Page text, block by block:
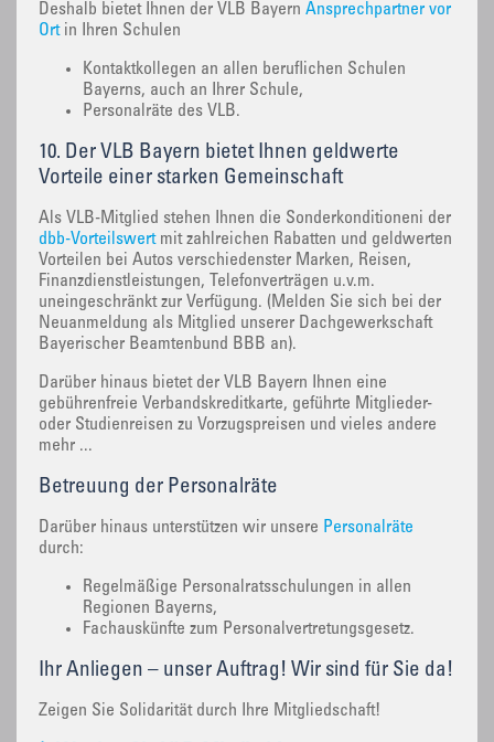
Deshalb bietet Ihnen der VLB Bayern Ansprechpartner vor
Ortin Ihren Schulen
Kontaktkollegen an allen beruflichen Schulen
Bayerns, auch an Ihrer Schule,
Personalräte des VLB.
10. Der VLB Bayern bietet Ihnen geldwerte
Vorteile einer starken Gemeinschaft
Als VLB-Mitglied stehen Ihnen die Sonderkonditioneni der
dbb-Vorteilswertmit zahlreichen Rabatten und geldwerten
Vorteilen bei Autos verschiedenster Marken, Reisen,
Finanzdienstleistungen, Telefonverträgen u.v.m.
uneingeschränkt zur Verfügung. (Melden Sie sich bei der
Neuanmeldung als Mitglied unserer Dachgewerkschaft
Bayerischer Beamtenbund BBB an).
Darüber hinaus bietet der VLB Bayern Ihnen eine
gebührenfreie Verbandskreditkarte, geführte Mitglieder-
oder Studienreisen zu Vorzugspreisen und vieles andere
mehr ...
Betreuung der Personalräte
Darüber hinaus unterstützen wir unsere Personalräte
durch:
Regelmäßige Personalratsschulungen in allen
Regionen Bayerns,
Fachauskünfte zum Personalvertretungsgesetz.
Ihr Anliegen – unser Auftrag! Wir sind für Sie da!
Zeigen Sie Solidarität durch Ihre Mitgliedschaft!